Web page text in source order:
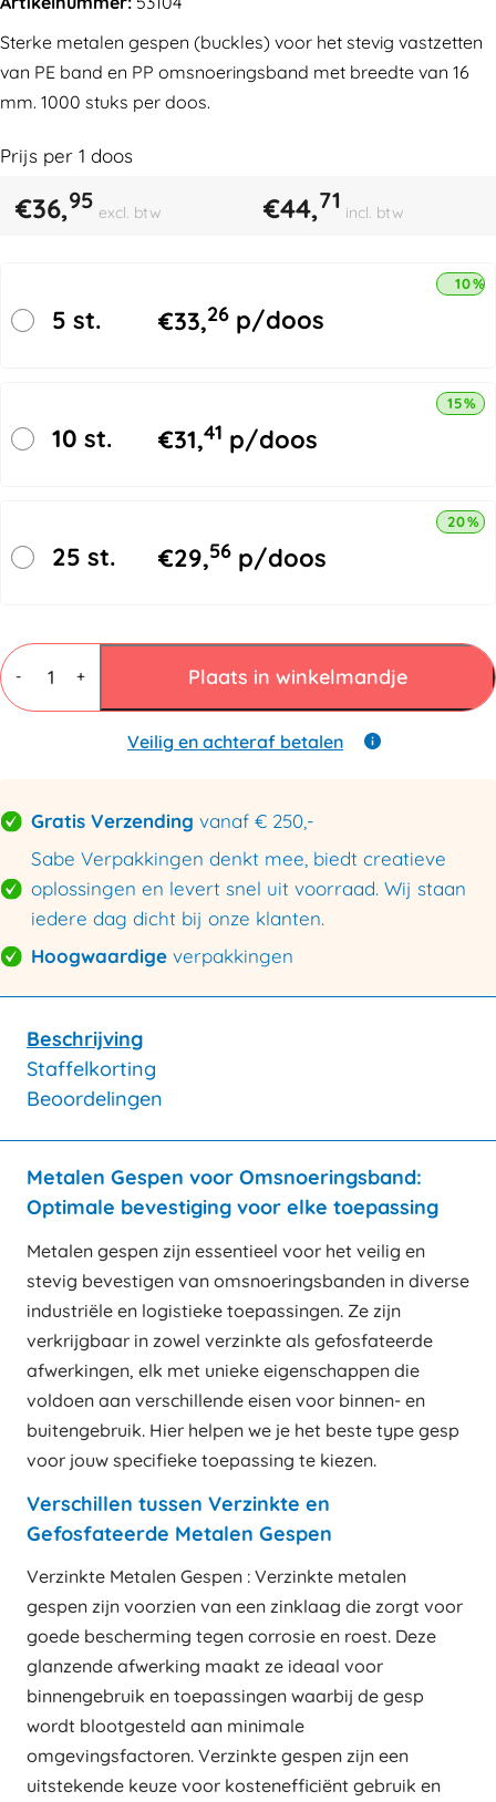
Sterke metalen gespen (buckles) voor het stevig vastzetten
van PE band en PP omsnoeringsband met breedte van 16
mm. 1000 stuks per doos.
Prijs per 1 doos
€36,95 excl. btw €44,71 incl. btw
5 st. €33,26 p/doos
10%
10 st. €31,41 p/doos
15%
25 st. €29,56 p/doos
20%
-
Gespen
Metaal
B5
+ Plaats in winkelmandje
Veilig en achteraf betalen
Gratis Verzending vanaf € 250,-
Sabe Verpakkingen denkt mee, biedt creatieve
oplossingen en levert snel uit voorraad. Wij staan
iedere dag dicht bij onze klanten.
Hoogwaardige verpakkingen
Beschrijving
Staffelkorting
Beoordelingen
Metalen Gespen voor Omsnoeringsband:
Optimale bevestiging voor elke toepassing
Metalen gespen zijn essentieel voor het veilig en
stevig bevestigen van omsnoeringsbanden in diverse
industriële en logistieke toepassingen. Ze zijn
verkrijgbaar in zowel verzinkte als gefosfateerde
afwerkingen, elk met unieke eigenschappen die
voldoen aan verschillende eisen voor binnen- en
buitengebruik. Hier helpen we je het beste type gesp
voor jouw specifieke toepassing te kiezen.
Verschillen tussen Verzinkte en
Gefosfateerde Metalen Gespen
Verzinkte Metalen Gespen : Verzinkte metalen
gespen zijn voorzien van een zinklaag die zorgt voor
goede bescherming tegen corrosie en roest. Deze
glanzende afwerking maakt ze ideaal voor
binnengebruik en toepassingen waarbij de gesp
wordt blootgesteld aan minimale
omgevingsfactoren. Verzinkte gespen zijn een
uitstekende keuze voor kostenefficiënt gebruik en